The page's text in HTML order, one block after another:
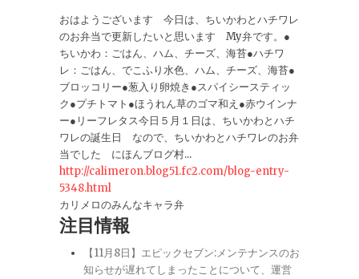
おはようございます 今日は、ちいかわとハチワレ
のお弁当で更新したいと思います My弁です。●
ちいかわ：ごはん、ハム、チーズ、海苔●ハチワ
レ：ごはん、でこふり水色、ハム、チーズ、海苔●
ブロッコリー●葱入り卵焼き●スパイシースティッ
ク●プチトマト●ほうれん草のゴマ和え●赤ウインナ
ー●リーフレタス今日５月１日は、ちいかわとハチ
ワレの誕生日 なので、ちいかわとハチワレのお弁
当でした にほんブログ村...
http://calimeron.blog51.fc2.com/blog-entry-
5348.html
カリメロのみんなキャラ弁
注目情報
【11月8日】エピックセブン:メンテナンスのお
知らせが遅れてしまったことについて、運営